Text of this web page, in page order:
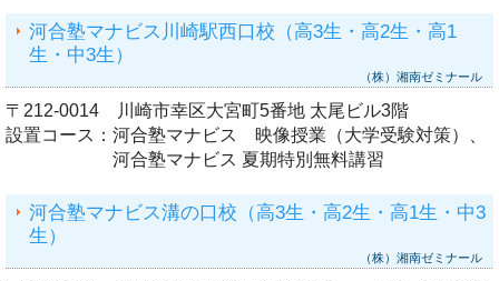
河合塾マナビス川崎駅西口校（高3生・高2生・高1
生・中3生）
（株）湘南ゼミナール
〒212-0014 川崎市幸区大宮町5番地 太尾ビル3階
設置コース： 河合塾マナビス 映像授業（大学受験対策）、
河合塾マナビス 夏期特別無料講習
河合塾マナビス溝の口校（高3生・高2生・高1生・中3
生）
（株）湘南ゼミナール